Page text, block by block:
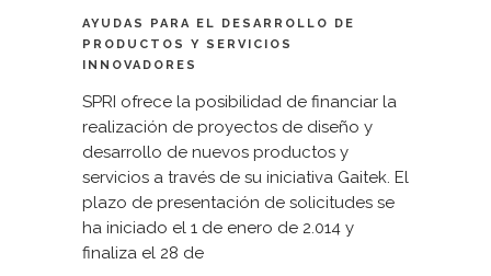
AYUDAS PARA EL DESARROLLO DE
PRODUCTOS Y SERVICIOS
INNOVADORES
SPRI ofrece la posibilidad de financiar la
realización de proyectos de diseño y
desarrollo de nuevos productos y
servicios a través de su iniciativa Gaitek. El
plazo de presentación de solicitudes se
ha iniciado el 1 de enero de 2.014 y
finaliza el 28 de